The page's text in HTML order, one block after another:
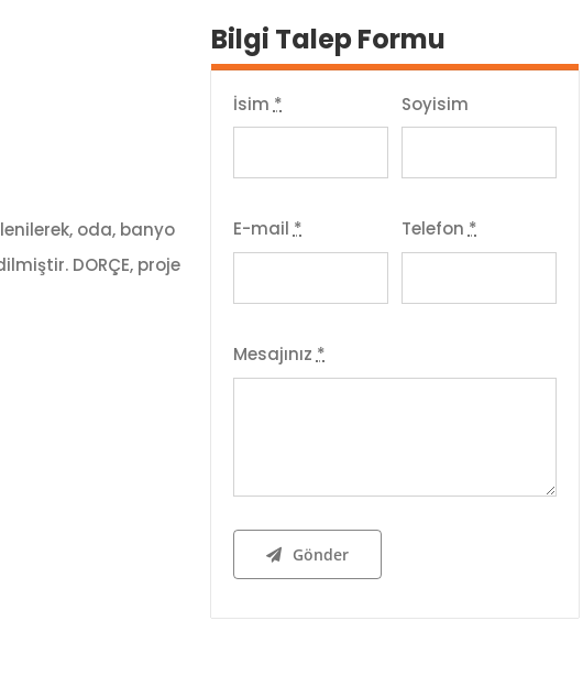
oda, banyo
DORÇE, proje
Bilgi Talep Formu
İsim *
E-mail*
Soyisim
Telefon*
Mesajınız *
Gönder